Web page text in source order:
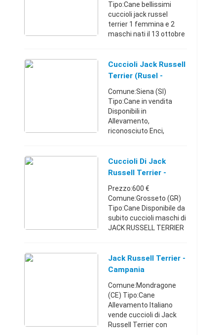
Tipo:Cane bellissimi
cuccioli jack russel
terrier 1 femmina e 2
maschi nati il 13 ottobre
broken e ruvidi max
serieta' ed esperien ...
Cuccioli Jack Russell
Terrier (rusel -
Allevamento
Comune:Siena (SI)
Tipo:Cane in vendita
Disponibili in
Allevamento,
riconosciuto Enci,
Corto, Broken e Ruvido,
con Pedigree di alta
sono ...
Cuccioli Di Jack
Russell Terrier -
Toscana
Prezzo:600 €
Comune:Grosseto (GR)
Tipo:Cane Disponibile da
subito cuccioli maschi di
JACK RUSSELL TERRIER
nati il 21.09.2017 muniti
di pedigree, vacc ...
Jack Russell Terrier -
Campania
Comune:Mondragone
(CE) Tipo:Cane
Allevamento Italiano
vende cuccioli di Jack
Russell Terrier con